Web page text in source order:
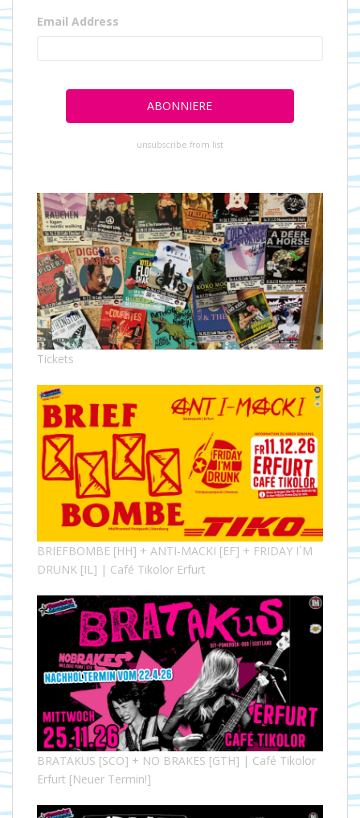
Email Address
unsubscribe from list
Tickets
BRIEFBOMBE [HH] + ANTI-MACKI [EF] + FRIDAY I´M
DRUNK [IL] | Café Tikolor Erfurt
BRATAKUS [SCO] + NO BRAKES [GTH] | Café Tikolor
Erfurt [Neuer Termin!]